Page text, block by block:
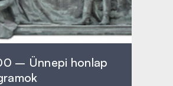
– Ünnepi honlap